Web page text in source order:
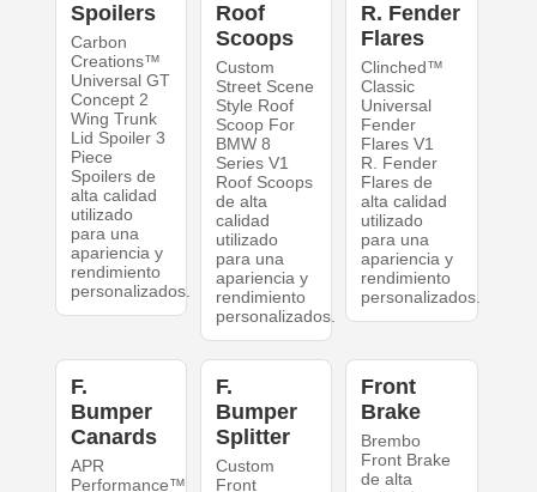
Spoilers
Carbon
Creations™
Universal GT
Concept 2
Wing Trunk
Lid Spoiler 3
Piece
Spoilers de
alta calidad
utilizado
para una
apariencia y
rendimiento
personalizados.
Roof
Scoops
Custom
Street Scene
Style Roof
Scoop For
BMW 8
Series V1
Roof Scoops
de alta
calidad
utilizado
para una
apariencia y
rendimiento
personalizados.
R. Fender
Flares
Clinched™
Classic
Universal
Fender
Flares V1
R. Fender
Flares de
alta calidad
utilizado
para una
apariencia y
rendimiento
personalizados.
F.
Bumper
Canards
APR
Performance™
F.
Bumper
Splitter
Custom
Front
Front
Brake
Brembo
Front Brake
de alta